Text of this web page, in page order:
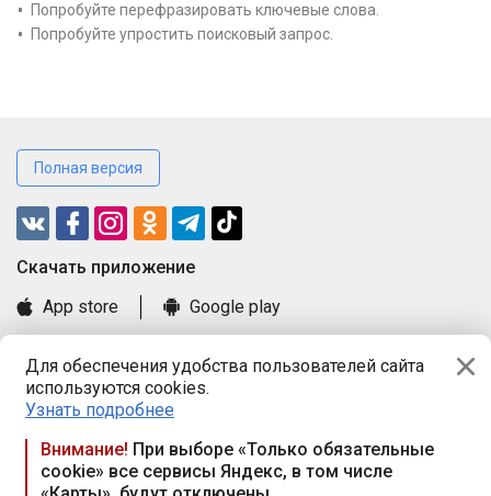
Для обеспечения удобства пользователей сайта
используются cookies.
Узнать подробнее
Внимание! При выборе «Только обязательные
cookie» все сервисы Яндекс, в том числе
Попробуйте перефразировать ключевые слова.
Попробуйте упростить поисковый запрос.
Полная версия
Cкачать приложение
App store
Google play
Книга замечаний и предложений
Правила и документы
Praca.by © 2000—2026, ООО «ПРАЦА БАЙ»
Республика Беларусь, 220114, г. Минск, пр-т Независимости
117а, пом. № 9.